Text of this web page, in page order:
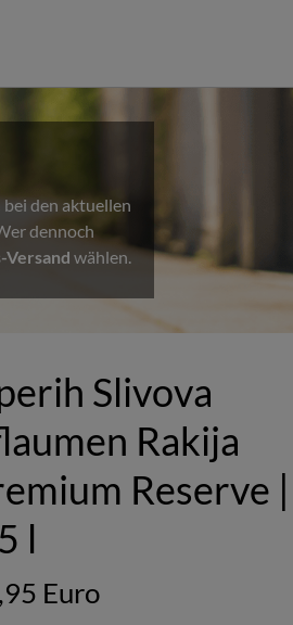
bei den aktuellen
dennoch
Versand wählen.
Slivova
Rakija
Reserve |
l
Euro